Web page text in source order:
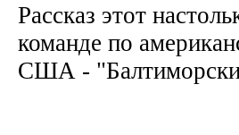
Рассказ этот
команде по
США -